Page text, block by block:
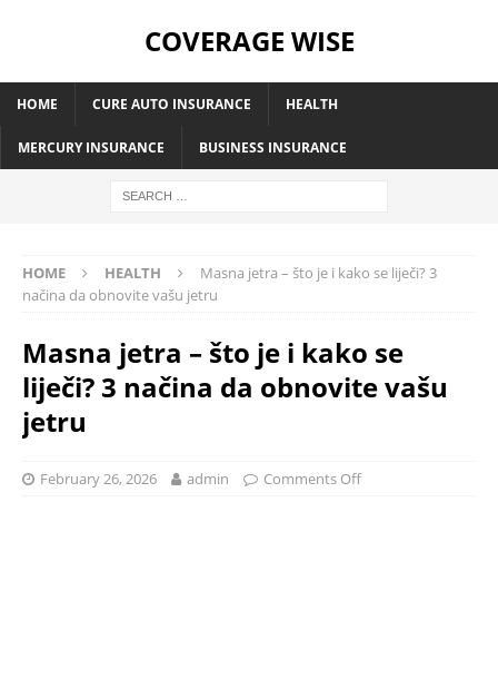
COVERAGE WISE
HOME CURE AUTO INSURANCE HEALTH
MERCURY INSURANCE BUSINESS INSURANCE
HOME HEALTH
Masna jetra – što je i kako se liječi? 3
načina da obnovite vašu jetru
Masna jetra – što je i kako se
liječi? 3 načina da obnovite vašu
jetru
February 26, 2026 admin Comments Off